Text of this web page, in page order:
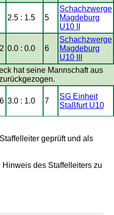
2.5 : 1.5 5
Schachzwerge
Magdeburg
U10 II
0.0 : 0.0 6
Schachzwerge
Magdeburg
U10 III
hat seine Mannschaft aus
3.0 : 1.0 7
SG Einheit
Staßfurt U10
geprüft und als
des Staffelleiters zu